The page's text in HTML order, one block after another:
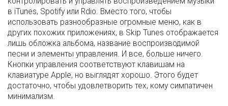
в iTunes, Spotify или Rdio. Вместо того, чтобы
использовать разнообразные огромные меню, как в
других похожих приложениях, в Skip Tunes отображается
лишь обложка альбома, название воспроизводимой
песни и элементы управления. И все, больше ничего.
Кнопки управления соответствуют клавишам на
клавиатуре Apple, но выглядят хорошо. Этого будет
достаточно, чтобы удовлетворить тех, кому симпатичен
минимализм.